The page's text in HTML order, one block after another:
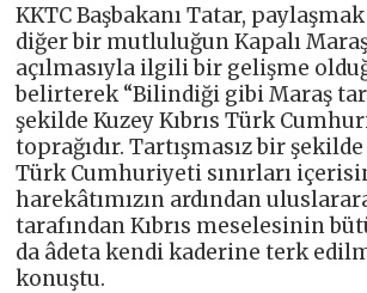
KKTC Başbakanı Tatar,
diğer bir mutluluğun Kapalı
açılmasıyla ilgili bir gelişme
belirterek “Bilindiği gibi Maraş
şekilde Kuzey Kıbrıs Türk
toprağıdır. Tartışmasız bir şekilde
Türk Cumhuriyeti sınırları
harekâtımızın ardından
tarafından Kıbrıs meselesinin
da âdeta kendi kaderine terk
konuştu.